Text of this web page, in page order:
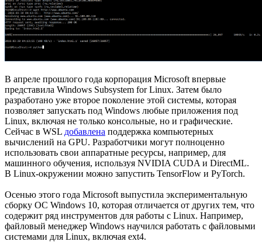
В апреле прошлого года корпорация Microsoft впервые
представила Windows Subsystem for Linux. Затем было
разработано уже второе поколение этой системы, которая
позволяет запускать под Windows любые приложения под
Linux, включая не только консольные, но и графические.
Сейчас в WSL добавлена поддержка компьютерных
вычислений на GPU. Разработчики могут полноценно
использовать свои аппаратные ресурсы, например, для
машинного обучения, используя NVIDIA CUDA и DirectML.
В Linux-окружении можно запустить TensorFlow и PyTorch.
Осенью этого года Microsoft выпустила экспериментальную
сборку ОС Windows 10, которая отличается от других тем, что
содержит ряд инструментов для работы с Linux. Например,
файловый менеджер Windows научился работать с файловыми
системами для Linux, включая ext4.